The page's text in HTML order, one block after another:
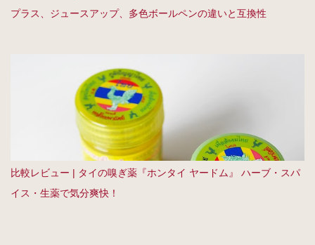
プラス、ジュースアップ、多色ボールペンの違いと互換性
比較レビュー | タイの嗅ぎ薬『ホンタイ ヤードム』 ハーブ・スパ
イス・生薬で気分爽快！